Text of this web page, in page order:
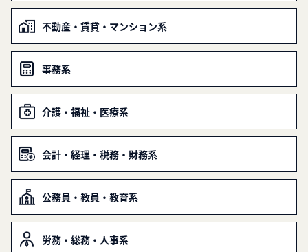
不動産・賃貸・マンション系
事務系
介護・福祉・医療系
会計・経理・税務・財務系
公務員・教員・教育系
労務・総務・人事系